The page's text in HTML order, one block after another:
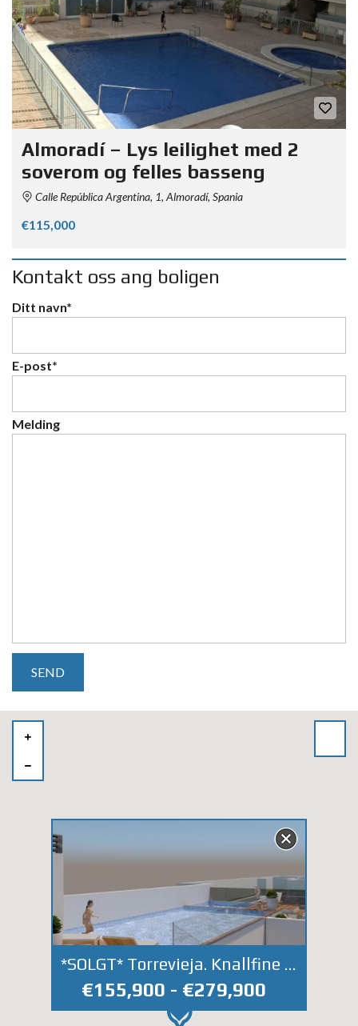
Almoradí – Lys leilighet med 2
soverom og felles basseng
Calle República Argentina, 1, Almoradí, Spania
€115,000
Kontakt oss ang boligen
Ditt navn*
E-post*
Melding
*SOLGT* Torrevieja. Knallfine leiligheter rett ved strandpromenaden. Fellesområde med basseng på takterrassen.
€155,900 - €279,900